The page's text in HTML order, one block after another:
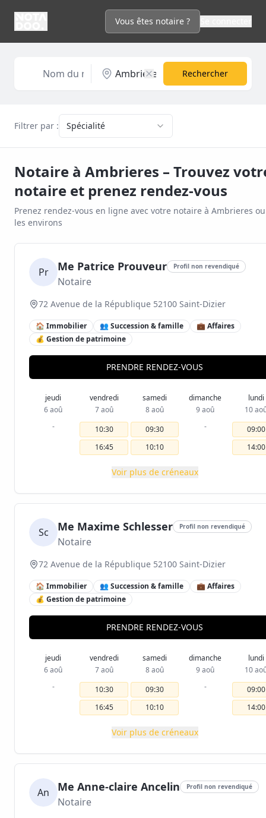
Vous êtes notaire ?
Rechercher
Filtrer par : Spécialité
Notaire à Ambrieres – Trouvez
notaire et prenez rendez-vous
Prenez rendez-vous en ligne avec votre notaire à Ambrieres
les environs
Pr Me Patrice Prouveur Profil non revendiqué
Notaire
72 Avenue de la République 52100 Saint-Dizier
🏠 Immobilier 👥 Succession & famille
💼 Affaires
💰 Gestion de patrimoine
PRENDRE RENDEZ-VOUS
jeudi
6 aoû
-
vendredi
7 aoû
10:30
16:45
samedi
8 aoû
09:30
10:10
dimanche
9 aoû
-
lundi
10
09:00
14:00
Voir plus de créneaux
Sc Me Maxime Schlesser Profil non revendiqué
Notaire
72 Avenue de la République 52100 Saint-Dizier
🏠 Immobilier 👥 Succession & famille
💼 Affaires
💰 Gestion de patrimoine
PRENDRE RENDEZ-VOUS
jeudi
6 aoû
-
vendredi
7 aoû
10:30
16:45
samedi
8 aoû
09:30
10:10
dimanche
9 aoû
-
lundi
10
09:00
14:00
Voir plus de créneaux
An Me Anne-claire Ancelin Profil non revendiqué
Notaire